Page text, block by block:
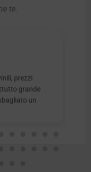
te.
prezzi
grande
un